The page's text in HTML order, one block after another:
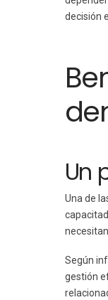
decisión
Un
Una de
Según
gestión